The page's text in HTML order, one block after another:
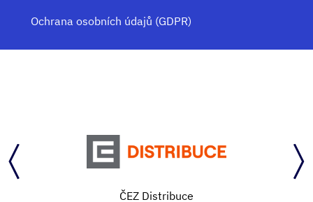
Ochrana osobních údajů (GDPR)
Středočeský kraj